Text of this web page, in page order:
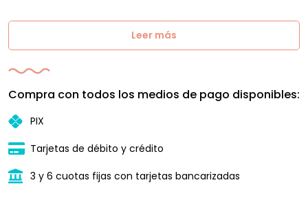
Leer más
Compra con todos los medios de pago disponibles:
PIX
Tarjetas de débito y crédito
3 y 6 cuotas fijas con tarjetas bancarizadas